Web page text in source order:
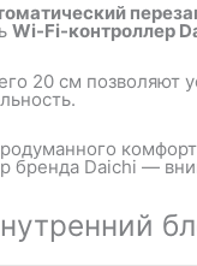
Wi-Fi-контроллер
20 см
бренда Daichi —